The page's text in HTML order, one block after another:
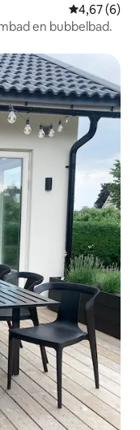
Gemiddelde
4,67 (6)
en bubbelbad.